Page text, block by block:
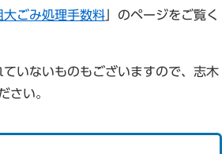
大ごみ処理手数料 」のページをご覧く
いないものもございますので、 志木
さい。